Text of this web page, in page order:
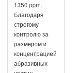
1350 ppm.
Благодаря
строгому
контролю за
размером и
концентрацией
абразивных